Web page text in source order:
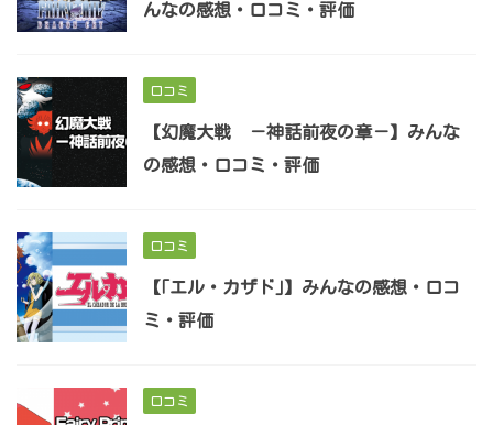
んなの感想・口コミ・評価
口コミ
【幻魔大戦 －神話前夜の章－】みんな
の感想・口コミ・評価
口コミ
【｢エル・カザド｣】みんなの感想・口コ
ミ・評価
口コミ